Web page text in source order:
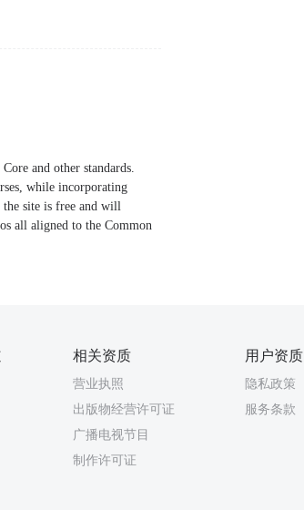
and other standards.
while incorporating
the site is free and will
all aligned to the Common
相关资质
营业执照
出版物经营许可证
广播电视节目
制作许可证
用户资质
隐私政策
服务条款